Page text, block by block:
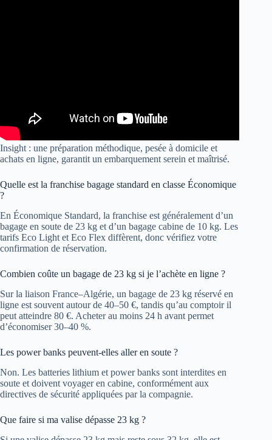
Insight : une préparation méthodique, pesée à domicile et
achats en ligne, garantit un embarquement serein et maîtrisé.
Quelle est la franchise bagage standard en classe Économique
?
En Économique Standard, la franchise est généralement d’un
bagage en soute de 23 kg et d’un bagage cabine de 10 kg. Les
tarifs Eco Light et Eco Flex diffèrent, donc vérifiez votre
confirmation de réservation.
Combien coûte un bagage de 23 kg si je l’achète en ligne ?
Sur la liaison France–Algérie, un bagage de 23 kg réservé en
ligne est souvent autour de 40–50 €, tandis qu’au comptoir il
peut atteindre 80 €. Acheter au moins 24 h avant permet
d’économiser 30–40 %.
Les power banks peuvent-elles aller en soute ?
Non. Les batteries lithium et power banks sont interdites en
soute et doivent voyager en cabine, conformément aux
directives de sécurité appliquées par la compagnie.
Que faire si ma valise dépasse 23 kg ?